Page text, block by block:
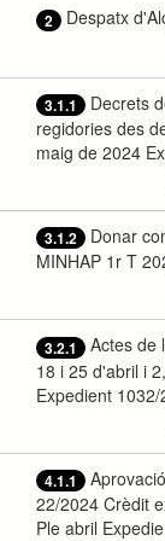
2 Despatx
3.1.1
Decrets
regidories des
maig de 2024
3.1.2
Donar
MINHAP 1r T
3.2.1
Actes de
18 i 25 d'abril i
Expedient 1032/
4.1.1
22/2024 Crèdit
Ple abril